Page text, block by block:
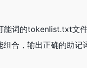
能词的tokenlist.txt文
，输出正确的助记